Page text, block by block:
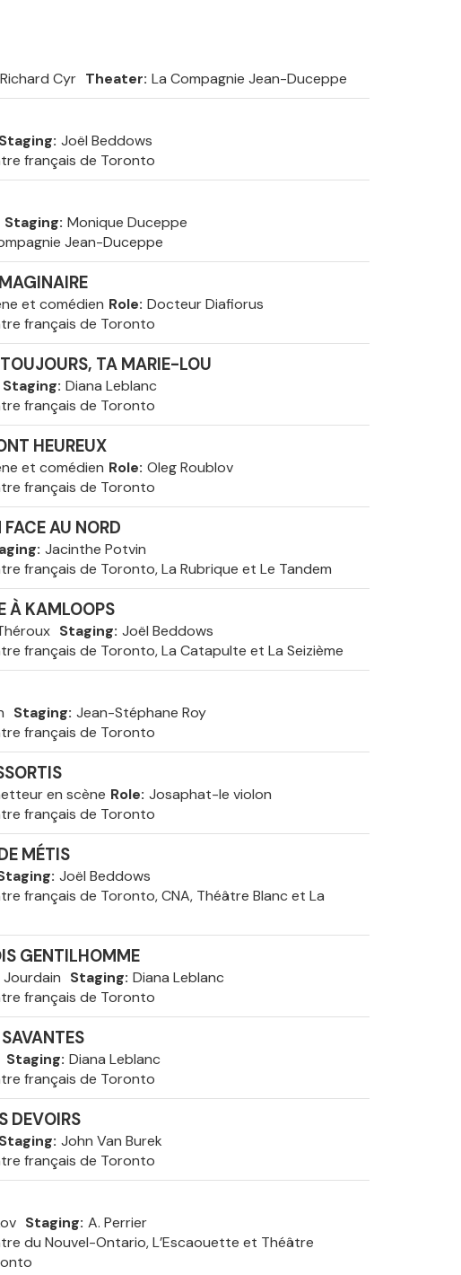
Cyr Theater La Compagnie Jean-Duceppe
Staging Joël Beddows
français de Toronto
Staging Monique Duceppe
Jean-Duceppe
et comédien Role Docteur Diafiorus
français de Toronto
TA MARIE-LOU
Staging Diana Leblanc
français de Toronto
HEUREUX
et comédien Role Oleg Roublov
français de Toronto
AU NORD
Jacinthe Potvin
français de Toronto, La Rubrique et Le Tandem
À KAMLOOPS
Staging Joël Beddows
français de Toronto, La Catapulte et La Seizième
Staging Jean-Stéphane Roy
français de Toronto
en scène Role Josaphat-le violon
français de Toronto
MÉTIS
Joël Beddows
français de Toronto, CNA, Théâtre Blanc et La
GENTILHOMME
Staging Diana Leblanc
français de Toronto
Staging Diana Leblanc
français de Toronto
DEVOIRS
Staging John Van Burek
français de Toronto
Staging A. Perrier
du Nouvel-Ontario, L’Escaouette et Théâtre